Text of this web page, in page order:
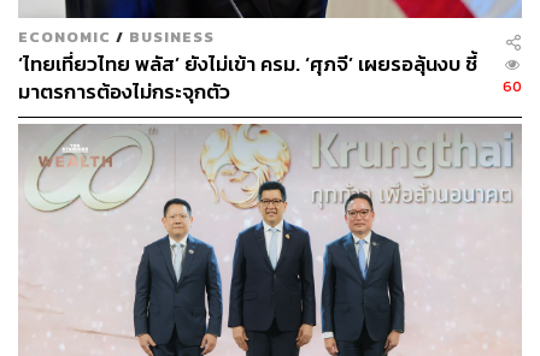
ECONOMIC / BUSINESS
‘ไทยเที่ยวไทย พลัส’ ยังไม่เข้า ครม. ‘ศุภจี’ เผยรอลุ้นงบ ชี้
มาตรการต้องไม่กระจุกตัว
60